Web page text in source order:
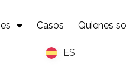
Casos Quienes
ES